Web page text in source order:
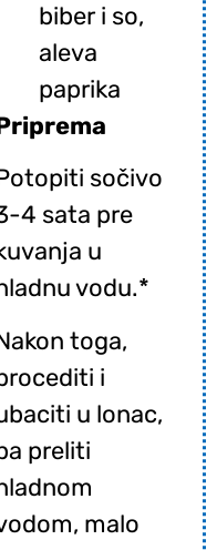
biber i so,
aleva
paprika
sočivo
4 sata pre
u
vodu.*
toga,
i
u lonac,
preliti
malo